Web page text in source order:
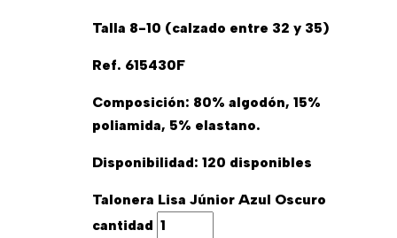
Talla 8-10 (calzado entre 32 y 35)
Ref. 615430F
Composición: 80% algodón, 15%
poliamida, 5% elastano.
Disponibilidad: 120 disponibles
Talonera Lisa Júnior Azul Oscuro
cantidad